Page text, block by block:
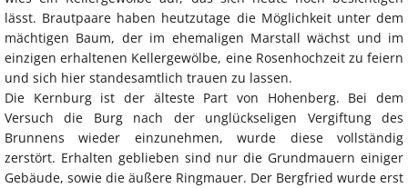
lässt. Brautpaare haben heutzutage die Möglichkeit unter dem
mächtigen Baum, der im ehemaligen Marstall wächst und im
einzigen erhaltenen Kellergewölbe, eine Rosenhochzeit zu feiern
und sich hier standesamtlich trauen zu lassen.
Die Kernburg ist der älteste Part von Hohenberg. Bei dem
Versuch die Burg nach der unglückseligen Vergiftung des
Brunnens wieder einzunehmen, wurde diese vollständig
zerstört. Erhalten geblieben sind nur die Grundmauern einiger
Gebäude, sowie die äußere Ringmauer. Der Bergfried wurde erst